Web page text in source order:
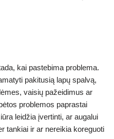
kai pastebima problema.
pakitusią lapų spalvą,
vaisių pažeidimus ar
problemos paprastai
leidžia įvertinti, ar augalui
tankiai ir ar nereikia koreguoti